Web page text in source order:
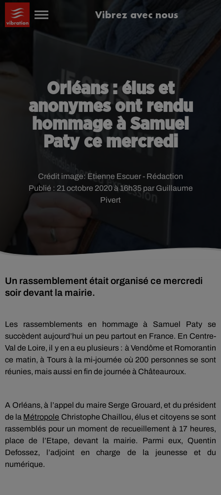
Vibrez avec nous
Orléans : élus et
anonymes ont rendu
hommage à Samuel
Paty ce mercredi
Publié : 21 octobre 2020 à 16h35 par Guillaume
Pivert
Crédit image: Etienne Escuer - Rédaction
Un rassemblement était organisé ce mercredi
soir devant la mairie.
Les rassemblements en hommage à Samuel Paty se
succèdent aujourd’hui un peu partout en France. En Centre-
Val de Loire, il y en a eu plusieurs : à Vendôme et Romorantin
ce matin, à Tours à la mi-journée où 200 personnes se sont
réunies, mais aussi en fin de journée à Châteauroux.
A Orléans, à l’appel du maire Serge Grouard, et du président
de la Métropole Christophe Chaillou, élus et citoyens se sont
rassemblés pour un moment de recueillement à 17 heures,
place de l’Etape, devant la mairie. Parmi eux, Quentin
Defossez, l’adjoint en charge de la jeunesse et du
numérique.